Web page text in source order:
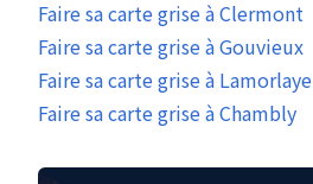
Faire sa carte grise à Clermont
Faire sa carte grise à Gouvieux
Faire sa carte grise à Lamorlaye
Faire sa carte grise à Chambly